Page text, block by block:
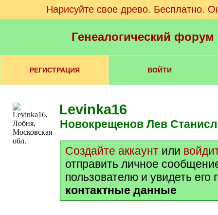
Нарисуйте свое древо. Бесплатно.
Генеалогический
РЕГИСТРАЦИЯ ВОЙТИ
Levinka16
Новокрещенов Лев
Создайте аккаунт или
отправить личное
пользователю и увидеть его
контактные данные